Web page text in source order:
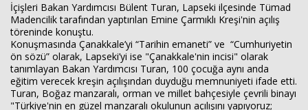
İçişleri Bakan Yardımcısı Bülent Turan, Lapseki ilçesinde Tümad
Madencilik tarafından yaptırılan Emine Çarmıklı Kreşi'nin açılış
töreninde konuştu.
Konuşmasında Çanakkale’yi “Tarihin emaneti” ve “Cumhuriyetin
ön sözü” olarak, Lapseki’yi ise "Çanakkale'nin incisi" olarak
tanımlayan Bakan Yardımcısı Turan, 100 çocuğa aynı anda
eğitim verecek kreşin açılışından duyduğu memnuniyeti ifade etti.
Turan, Boğaz manzaralı, orman ve millet bahçesiyle çevrili binayı
"Türkiye'nin en güzel manzaralı okulunun açılışını yapıyoruz;